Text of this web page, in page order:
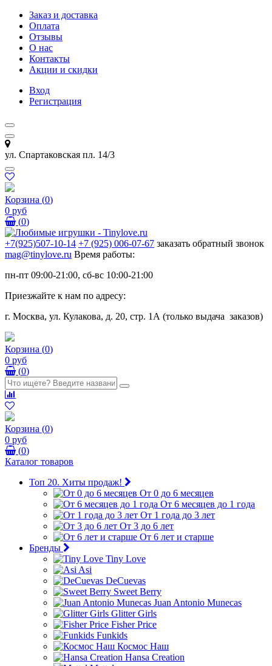
Заказ и доставка
Оплата
Отзывы
О нас
Контакты
Акции и скидки
Вход
Регистрация
ул. Спартаковская пл. 14/3
Корзина (0)
0 руб
(0)
+7(925)507-10-14 +7 (925) 006-07-67 заказать обратный звонок
mag@tinylove.ru Время работы:
пн-пт 09:00-21:00, сб-вс 10:00-21:00
Приезжайте к нам по адресу:
г. Москва, ул. Кулакова, д. 20, стр. 1А (только выдача заказов)
Корзина (0)
0 руб
(0)
Корзина (0)
0 руб
(0)
Каталог товаров
Топ 20. Хиты продаж!
От 0 до 6 месяцев
От 6 месяцев до 1 года
От 1 года до 3 лет
От 3 до 6 лет
От 6 лет и старше
Бренды
Tiny Love
Asi
DeCuevas
Sweet Berry
Juan Antonio Munecas
Glitter Girls
Fisher Price
Funkids
Космос Наш
Hansa Creation